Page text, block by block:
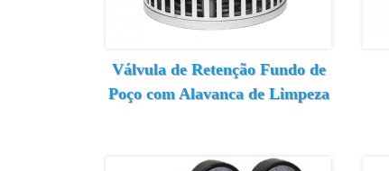
Válvula de Retenção Fundo de
Poço com Alavanca de Limpeza